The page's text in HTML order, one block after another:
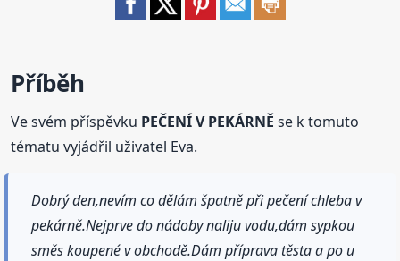
Příběh
Ve svém příspěvku PEČENÍ V PEKÁRNĚ se k tomuto
tématu vyjádřil uživatel Eva.
Dobrý den,nevím co dělám špatně při pečení chleba v
pekárně.Nejprve do nádoby naliju vodu,dám sypkou
směs koupené v obchodě.Dám příprava těsta a po u